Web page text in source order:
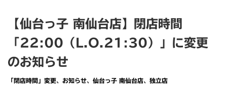
【仙台っ子 南仙台店】閉店時間
「22:00（L.O.21:30）」に変更
のお知らせ
「閉店時間」変更、 お知らせ、 仙台っ子 南仙台店、 独立店